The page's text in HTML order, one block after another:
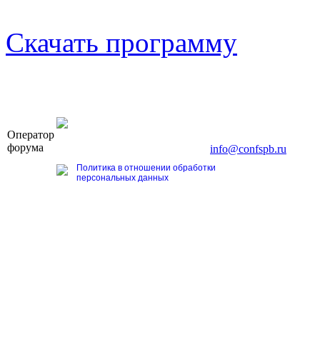
Скачать программу
Оператор
форума
info@confspb.ru
Политика в отношении обработки
персональных данных